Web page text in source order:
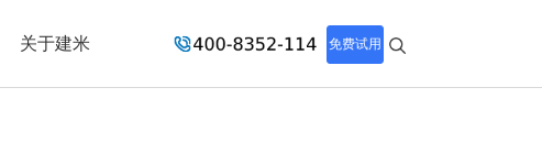
关于建米 免费试用